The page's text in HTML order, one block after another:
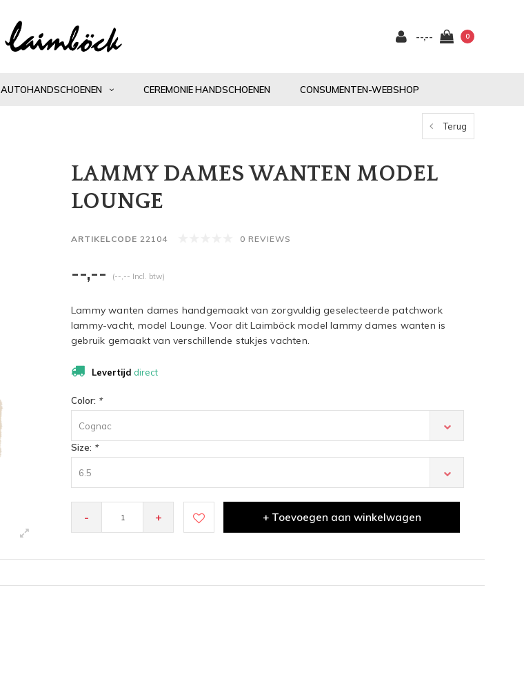
--,-- 0
AUTOHANDSCHOENEN CEREMONIE HANDSCHOENEN CONSUMENTEN-WEBSHOP
Terug
LAMMY DAMES WANTEN MODEL
LOUNGE
ARTIKELCODE 22104 0 REVIEWS
--,-- (--,-- Incl. btw)
Lammy wanten dames handgemaakt van zorgvuldig geselecteerde patchwork
lammy-vacht, model Lounge. Voor dit Laimböck model lammy dames wanten is
gebruik gemaakt van verschillende stukjes vachten.
Levertijd direct
Color: *
Cognac
Size: *
6.5
- + + Toevoegen aan winkelwagen